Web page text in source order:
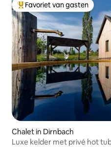
Topfavoriet van gasten
Favoriet van gasten
Chalet in Dirnbach
Luxe kelder met privé hot